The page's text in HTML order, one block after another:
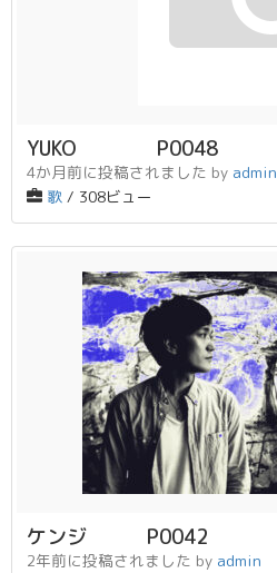
YUKO P0048
4か月前に投稿されました by admin
歌 / 308ビュー
ケンジ P0042
2年前に投稿されました by admin